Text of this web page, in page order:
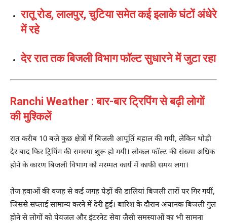
रातू रोड, लालपुर, चुटिया समेत कई इलाके घंटों अंधेरे
में रहे
देर रात तक बिजली विभाग फॉल्ट सुधारने में जुटा रहा
Ranchi Weather : बार-बार ट्रिपिंग से बढ़ी लोगों
की मुश्किलें
रात करीब 10 बजे कुछ क्षेत्रों में बिजली आपूर्ति बहाल की गयी, लेकिन थोड़ी
देर बाद फिर ट्रिपिंग की समस्या शुरू हो गयी। लोकल फॉल्ट की संख्या अधिक
होने के कारण बिजली विभाग को मरम्मत कार्य में काफी समय लगा।
तेज हवाओं की वजह से कई जगह पेड़ों की डालियां बिजली तारों पर गिर गयीं,
जिससे सप्लाई सामान्य करने में देरी हुई। बारिश के दौरान अचानक बिजली गुल
होने से लोगों को पेयजल और इंटरनेट सेवा जैसी समस्याओं का भी सामना